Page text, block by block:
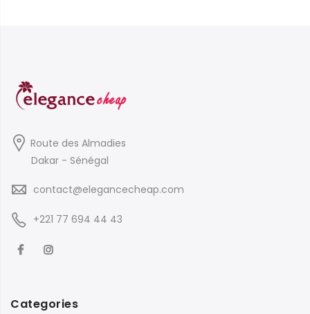
Route des Almadies
Dakar - Sénégal
contact@elegancecheap.com
+221 77 694 44 43
Categories